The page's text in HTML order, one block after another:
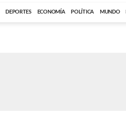
DEPORTES ECONOMÍA POLÍTICA MUNDO